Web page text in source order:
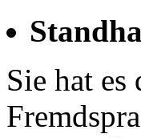
Sie hat